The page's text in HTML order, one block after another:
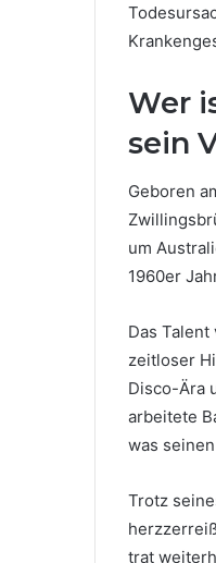
Wer
sein
Geboren
um
1960er
Das
zeitloser
Disco-Ära
arbeitete
was
Trotz
trat